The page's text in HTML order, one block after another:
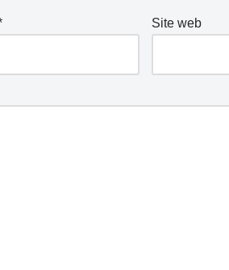
Site web